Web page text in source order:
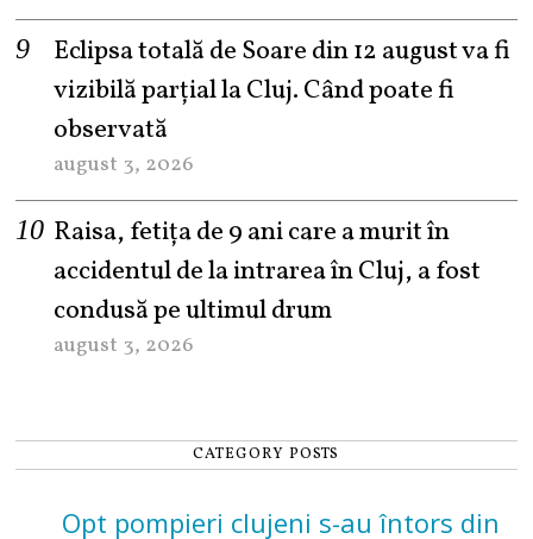
Eclipsa totală de Soare din 12 august va fi
vizibilă parțial la Cluj. Când poate fi
observată
august 3, 2026
Raisa, fetița de 9 ani care a murit în
accidentul de la intrarea în Cluj, a fost
condusă pe ultimul drum
august 3, 2026
CATEGORY POSTS
Opt pompieri clujeni s-au întors din